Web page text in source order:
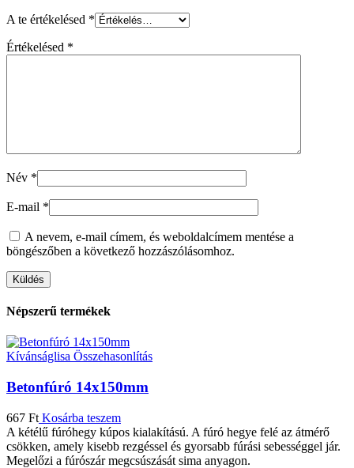
A te értékelésed *
Értékelésed *
Név *
E-mail *
A nevem, e-mail címem, és weboldalcímem mentése a
böngészőben a következő hozzászólásomhoz.
Népszerű termékek
Kívánságlisa Összehasonlítás
Betonfúró 14x150mm
667 Ft Kosárba teszem
A kétélű fúróhegy kúpos kialakítású. A fúró hegye felé az átmérő
csökken, amely kisebb rezgéssel és gyorsabb fúrási sebességgel jár.
Megelőzi a fúrószár megcsúszását sima anyagon.